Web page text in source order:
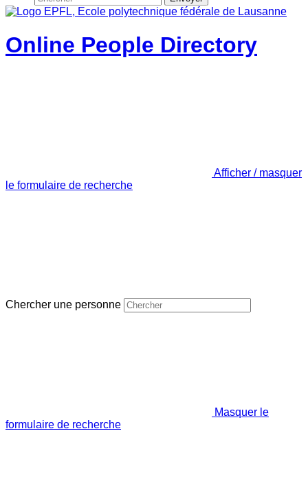
Online People Directory
Afficher / masquer
le formulaire de recherche
Chercher une personne
Masquer le
formulaire de recherche